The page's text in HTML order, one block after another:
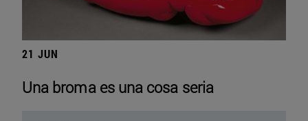
21 JUN
Una broma es una cosa seria